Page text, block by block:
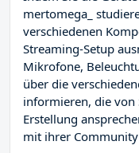
mertomega_
verschiedenen
Streaming-Setup
Mikrofone,
über die
informieren, die von
Erstellung
mit ihrer